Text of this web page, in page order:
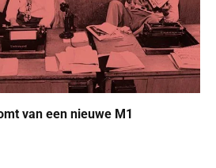
van een nieuwe M1